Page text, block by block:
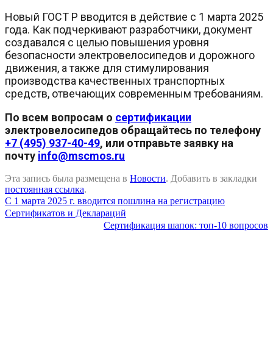
Новый ГОСТ Р вводится в действие с 1 марта 2025
года. Как подчеркивают разработчики, документ
создавался с целью повышения уровня
безопасности электровелосипедов и дорожного
движения, а также для стимулирования
производства качественных транспортных
средств, отвечающих современным требованиям.
По всем вопросам о сертификации
электровелосипедов обращайтесь по телефону
+7 (495) 937-40-49, или отправьте заявку на
почту info@mscmos.ru
Эта запись была размещена в Новости. Добавить в закладки
постоянная ссылка.
С 1 марта 2025 г. вводится пошлина на регистрацию
Сертификатов и Деклараций
Сертификация шапок: топ-10 вопросов